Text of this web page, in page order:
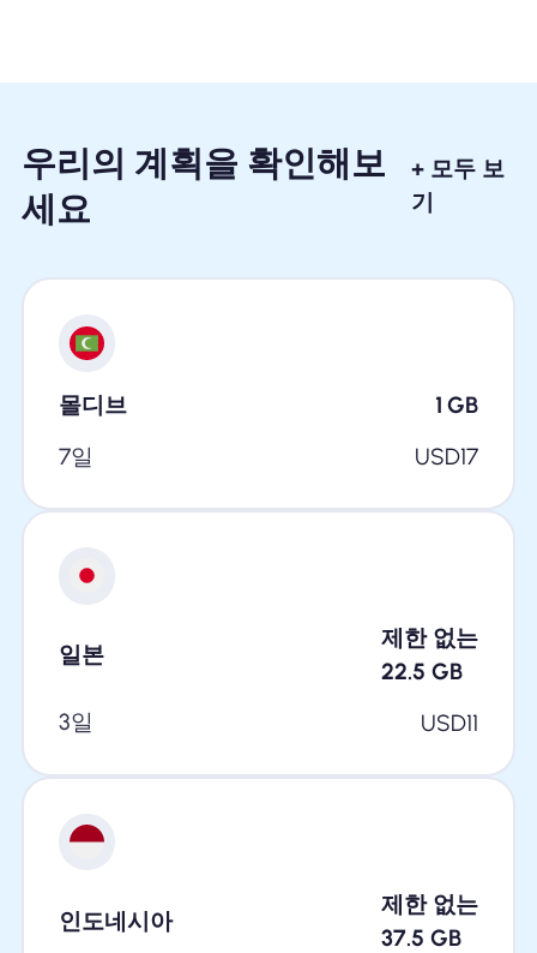
우리의 계획을 확인해보
세요
+ 모두 보
기
몰디브 1 GB
7일
USD17
일본
제한 없는
22.5 GB
3일
USD11
인도네시아
제한 없는
37.5 GB